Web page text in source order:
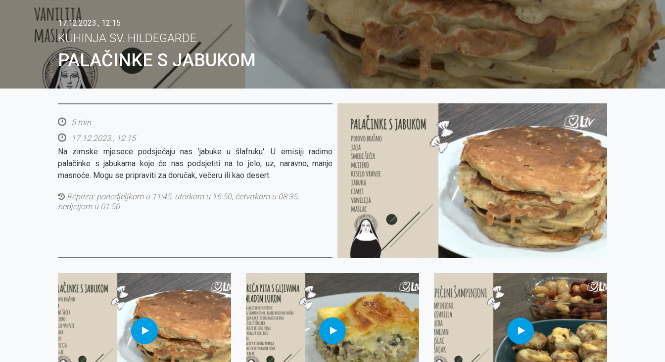
17.12.2023., 12:15
KUHINJA SV. HILDEGARDE
PALAČINKE S JABUKOM
5 min
17.12.2023., 12:15
Na zimske mjesece podsjećaju nas 'jabuke u šlafruku'. U emisiji radimo
palačinke s jabukama koje će nas podsjetiti na to jelo, uz, naravno, manje
masnoće. Mogu se pripraviti za doručak, večeru ili kao desert.
Repriza: ponedjeljkom u 11:45, utorkom u 16:50, četvrtkom u 08:35,
nedjeljom u 01:50